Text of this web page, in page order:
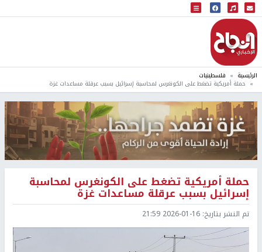
البث المباشر
إذاعة النجاح
الرئيسية فلسطينيات
حملة أمريكية تضغط على الكونغرس لمحاسبة إسرائيل بسبب عرقلة مساعدات غزة
حملة أمريكية تضغط على الكونغرس لمحاسبة
إسرائيل بسبب عرقلة مساعدات غزة
تم النشر بتاريخ: 2026-01-16 21:59